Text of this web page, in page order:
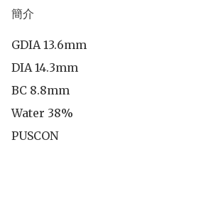
簡介
GDIA 13.6mm
DIA 14.3mm
BC 8.8mm
Water 38%
PUSCON